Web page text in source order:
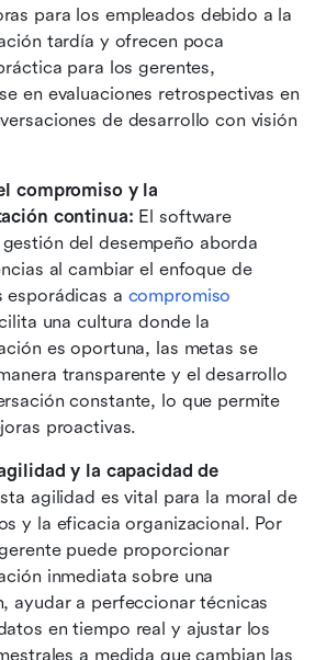
para los empleados debido a la
tardía y ofrecen poca
para los gerentes,
en evaluaciones retrospectivas en
de desarrollo con visión
compromiso y la
continua: El software
del desempeño aborda
al cambiar el enfoque de
esporádicas a compromiso
una cultura donde la
es oportuna, las metas se
transparente y el desarrollo
constante, lo que permite
proactivas.
y la capacidad de
agilidad es vital para la moral de
y la eficacia organizacional. Por
puede proporcionar
inmediata sobre una
ayudar a perfeccionar técnicas
en tiempo real y ajustar los
a medida que cambian las